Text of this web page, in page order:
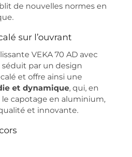
de nouvelles normes en
sur l’ouvrant
VEKA 70 AD avec
séduit par un design
et offre ainsi une
et dynamique, qui, en
capotage en aluminium,
et innovante.